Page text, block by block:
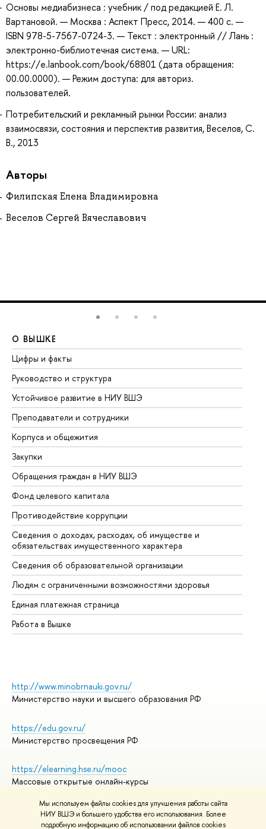
Мы используем файлы cookies для улучшения работы сайта
НИУ ВШЭ и большего удобства его использования. Более
подробную информацию об использовании файлов cookies
Основы медиабизнеса : учебник / под редакцией Е. Л.
Вартановой. — Москва : Аспект Пресс, 2014. — 400 с. —
ISBN 978-5-7567-0724-3. — Текст : электронный // Лань :
электронно-библиотечная система. — URL:
https://e.lanbook.com/book/68801 (дата обращения:
00.00.0000). — Режим доступа: для авториз.
пользователей.
Потребительский и рекламный рынки России: анализ
взаимосвязи, состояния и перспектив развития, Веселов, С.
В., 2013
Авторы
Филипская Елена Владимировна
Веселов Сергей Вячеславович
О ВЫШКЕ
Цифры и факты
Руководство и структура
Устойчивое развитие в НИУ ВШЭ
Преподаватели и сотрудники
Корпуса и общежития
Закупки
Обращения граждан в НИУ ВШЭ
Фонд целевого капитала
Противодействие коррупции
Сведения о доходах, расходах, об имуществе и
обязательствах имущественного характера
Сведения об образовательной организации
Людям с ограниченными возможностями здоровья
Единая платежная страница
Работа в Вышке
http://www.minobrnauki.gov.ru/
Министерство науки и высшего образования РФ
https://edu.gov.ru/
Министерство просвещения РФ
https://elearning.hse.ru/mooc
Массовые открытые онлайн-курсы